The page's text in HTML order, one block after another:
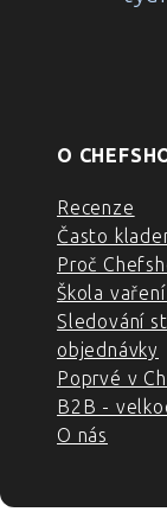
O
Recenze
Často
Proč
Škola
Sledování
objednávky
Poprvé v
B2B -
O nás